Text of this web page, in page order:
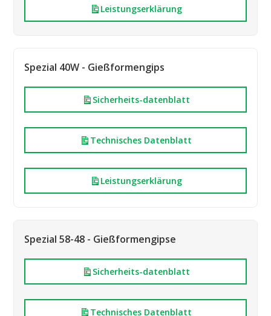
Leistungserklärung
Spezial 40W - Gießformengips
Sicherheits-datenblatt
Technisches Datenblatt
Leistungserklärung
Spezial 58-48 - Gießformengipse
Sicherheits-datenblatt
Technisches Datenblatt